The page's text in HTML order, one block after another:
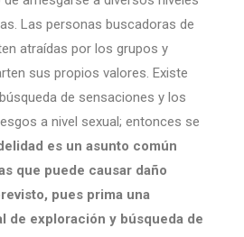
Las personas buscadoras de
atraídas por los grupos y
sus propios valores. Existe
de sensaciones y los
a nivel sexual; entonces se
es un asunto común
que puede causar daño
pues prima una
de exploración y búsqueda de